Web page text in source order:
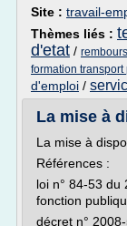
Site : travail-
Thèmes liés :
d'etat /
formation
d'emploi /
La mise à
La mise à
Références :
loi n° 84-53 du
fonction
décret n°